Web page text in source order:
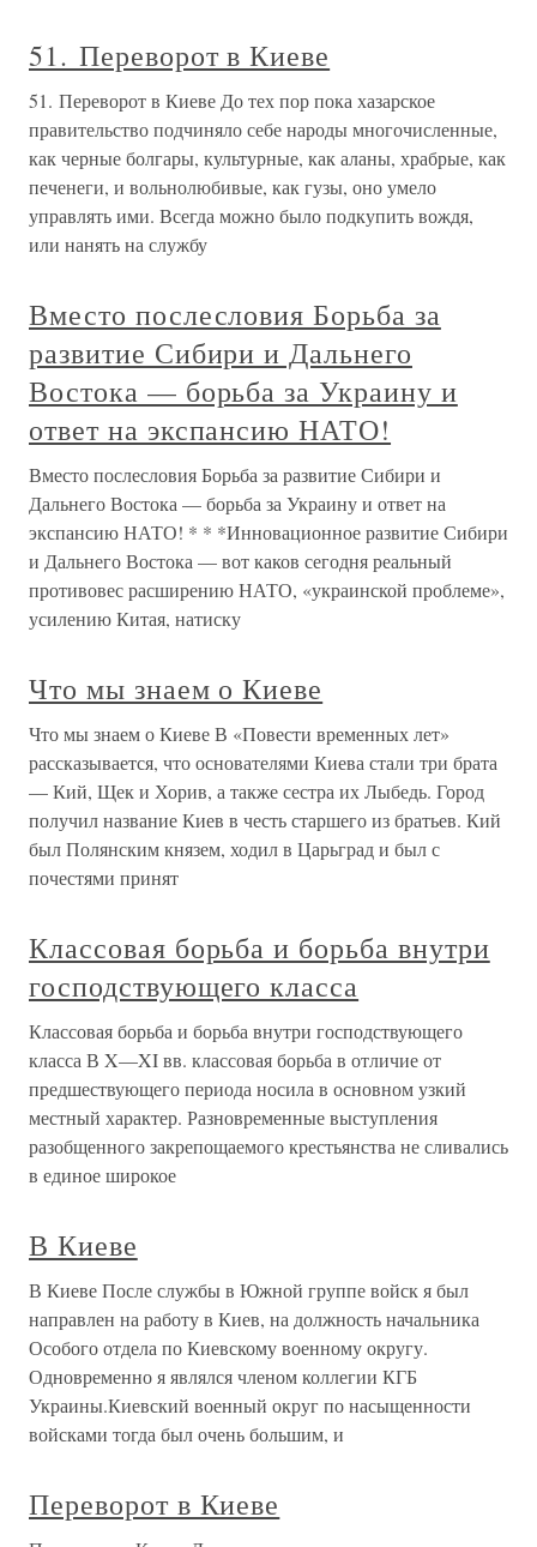
51. Переворот в Киеве
51. Переворот в Киеве До тех пор пока хазарское
правительство подчиняло себе народы многочисленные,
как черные болгары, культурные, как аланы, храбрые, как
печенеги, и вольнолюбивые, как гузы, оно умело
управлять ими. Всегда можно было подкупить вождя,
или нанять на службу
Вместо послесловия Борьба за
развитие Сибири и Дальнего
Востока — борьба за Украину и
ответ на экспансию НАТО!
Вместо послесловия Борьба за развитие Сибири и
Дальнего Востока — борьба за Украину и ответ на
экспансию НАТО! * * *Инновационное развитие Сибири
и Дальнего Востока — вот каков сегодня реальный
противовес расширению НАТО, «украинской проблеме»,
усилению Китая, натиску
Что мы знаем о Киеве
Что мы знаем о Киеве В «Повести временных лет»
рассказывается, что основателями Киева стали три брата
— Кий, Щек и Хорив, а также сестра их Лыбедь. Город
получил название Киев в честь старшего из братьев. Кий
был Полянским князем, ходил в Царьград и был с
почестями принят
Классовая борьба и борьба внутри
господствующего класса
Классовая борьба и борьба внутри господствующего
класса В X—XI вв. классовая борьба в отличие от
предшествующего периода носила в основном узкий
местный характер. Разновременные выступления
разобщенного закрепощаемого крестьянства не сливались
в единое широкое
В Киеве
В Киеве После службы в Южной группе войск я был
направлен на работу в Киев, на должность начальника
Особого отдела по Киевскому военному округу.
Одновременно я являлся членом коллегии КГБ
Украины.Киевский военный округ по насыщенности
войсками тогда был очень большим, и
Переворот в Киеве